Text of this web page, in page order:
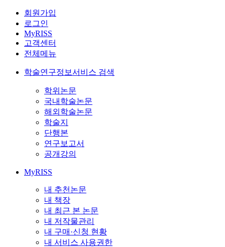
회원가입
로그인
MyRISS
고객센터
전체메뉴
학술연구정보서비스 검색
학위논문
국내학술논문
해외학술논문
학술지
단행본
연구보고서
공개강의
MyRISS
내 추천논문
내 책장
내 최근 본 논문
내 저작물관리
내 구매·신청 현황
내 서비스 사용권한